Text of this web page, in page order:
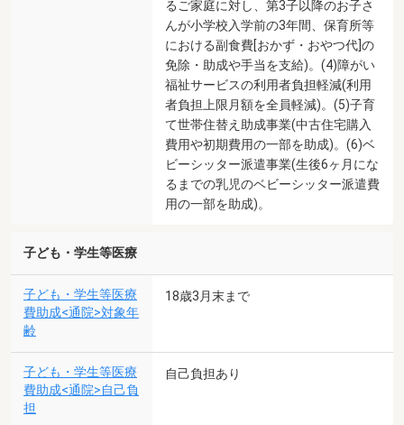
るご家庭に対し、第3子以降のお子さ
んが小学校入学前の3年間、保育所等
における副食費[おかず・おやつ代]の
免除・助成や手当を支給)。(4)障がい
福祉サービスの利用者負担軽減(利用
者負担上限月額を全員軽減)。(5)子育
て世帯住替え助成事業(中古住宅購入
費用や初期費用の一部を助成)。(6)ベ
ビーシッター派遣事業(生後6ヶ月にな
るまでの乳児のベビーシッター派遣費
用の一部を助成)。
子ども・学生等医療
子ども・学生等医療
費助成<通院>対象年
齢
18歳3月末まで
子ども・学生等医療
費助成<通院>自己負
担
自己負担あり